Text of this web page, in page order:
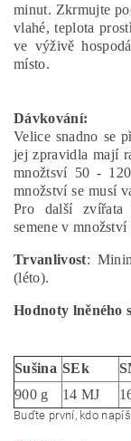
minut. Zkrmujte
vlahé, teplota
ve výživě
místo.
Dávkování:
Velice snadno se
jej zpravidla mají
množtsví 50 -
množství se musí
Pro další zvířata
semene v
Trvanlivost:
(léto).
Hodnoty lněného
Sušina SEk
900 g
14 MJ
Buďte první, kdo